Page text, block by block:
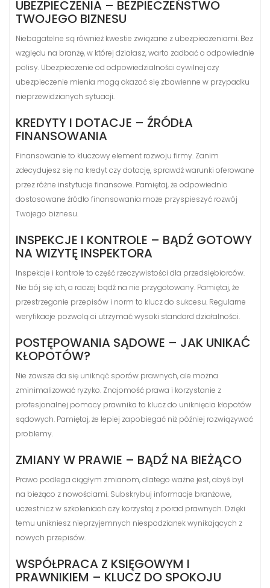
UBEZPIECZENIA – BEZPIECZEŃSTWO
TWOJEGO BIZNESU
Niebagatelne są również kwestie związane z ubezpieczeniami. Bez
względu na branżę, w której działasz, warto zadbać o odpowiednie
polisy. Ubezpieczenie od odpowiedzialności cywilnej czy
ubezpieczenie mienia mogą okazać się zbawienne w przypadku
nieprzewidzianych sytuacji.
KREDYTY I DOTACJE – ŹRÓDŁA
FINANSOWANIA
Finansowanie to kluczowy element rozwoju firmy. Zanim
zdecydujesz się na kredyt czy dotację, sprawdź warunki oferowane
przez różne instytucje finansowe. Pamiętaj, że odpowiednio
dostosowane źródło finansowania może przyspieszyć rozwój
Twojego biznesu.
INSPEKCJE I KONTROLE – BĄDŹ GOTOWY
NA WIZYTĘ INSPEKTORA
Inspekcje i kontrole to część rzeczywistości dla przedsiębiorców.
Nie bój się ich, a raczej bądź na nie przygotowany. Pamiętaj, że
przestrzeganie przepisów i norm to klucz do sukcesu. Regularne
weryfikacje pozwolą ci utrzymać wysoki standard działalności.
POSTĘPOWANIA SĄDOWE – JAK UNIKAĆ
KŁOPOTÓW?
Nie zawsze da się uniknąć sporów prawnych, ale można
zminimalizować ryzyko. Znajomość prawa i korzystanie z
profesjonalnej pomocy prawnika to klucz do uniknięcia kłopotów
sądowych. Pamiętaj, że lepiej zapobiegać niż później rozwiązywać
problemy.
ZMIANY W PRAWIE – BĄDŹ NA BIEŻĄCO
Prawo podlega ciągłym zmianom, dlatego ważne jest, abyś był
na bieżąco z nowościami. Subskrybuj informacje branżowe,
uczestnicz w szkoleniach czy korzystaj z porad prawnych. Dzięki
temu unikniesz nieprzyjemnych niespodzianek wynikających z
nowych przepisów.
WSPÓŁPRACA Z KSIĘGOWYM I
PRAWNIKIEM – KLUCZ DO SPOKOJU